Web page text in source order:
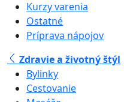
Kurzy varenia
Ostatné
Príprava nápojov
Zdravie a životný štýl
Bylinky
Cestovanie